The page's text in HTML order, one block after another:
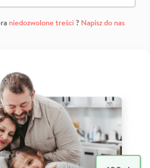
niedozwolone treści? Napisz do nas